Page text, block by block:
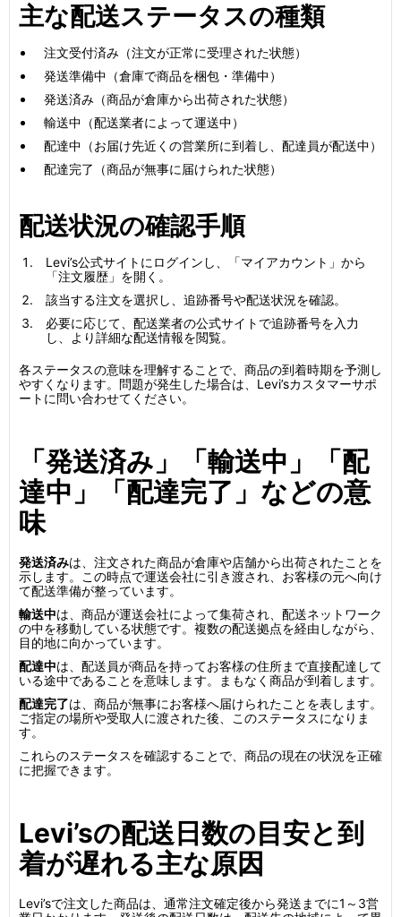
主な配送ステータスの種類
注文受付済み（注文が正常に受理された状態）
発送準備中（倉庫で商品を梱包・準備中）
発送済み（商品が倉庫から出荷された状態）
輸送中（配送業者によって運送中）
配達中（お届け先近くの営業所に到着し、配達員が配送中）
配達完了（商品が無事に届けられた状態）
配送状況の確認手順
Levi’s公式サイトにログインし、「マイアカウント」から
「注文履歴」を開く。
該当する注文を選択し、追跡番号や配送状況を確認。
必要に応じて、配送業者の公式サイトで追跡番号を入力
し、より詳細な配送情報を閲覧。
各ステータスの意味を理解することで、商品の到着時期を予測し
やすくなります。問題が発生した場合は、Levi’sカスタマーサポ
ートに問い合わせてください。
「発送済み」「輸送中」「配
達中」「配達完了」などの意
味
発送済みは、注文された商品が倉庫や店舗から出荷されたことを
示します。この時点で運送会社に引き渡され、お客様の元へ向け
て配送準備が整っています。
輸送中は、商品が運送会社によって集荷され、配送ネットワーク
の中を移動している状態です。複数の配送拠点を経由しながら、
目的地に向かっています。
配達中は、配送員が商品を持ってお客様の住所まで直接配達して
いる途中であることを意味します。まもなく商品が到着します。
配達完了は、商品が無事にお客様へ届けられたことを表します。
ご指定の場所や受取人に渡された後、このステータスになりま
す。
これらのステータスを確認することで、商品の現在の状況を正確
に把握できます。
Levi’sの配送日数の目安と到
着が遅れる主な原因
Levi’sで注文した商品は、通常注文確定後から発送までに1～3営